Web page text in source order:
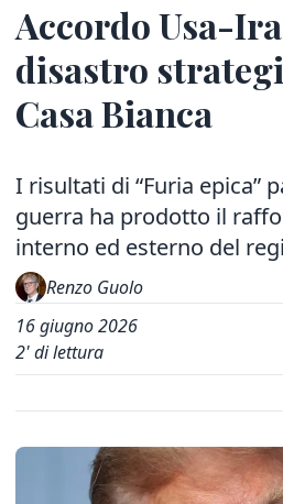
Accordo Usa-
disastro
Casa Bianca
I risultati di “Furia epica”
guerra ha prodotto il
interno ed esterno del
Renzo Guolo
16 giugno 2026
2' di lettura